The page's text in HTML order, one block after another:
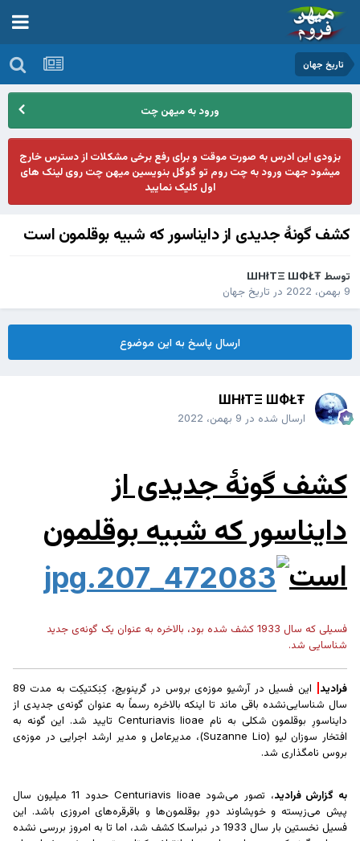
تاریخ جهان
ورود به میهن چت
بزودی این ادرس به صورت موقت و برای رفع برخی مشکلات از دسترس خارج
میشود جهت ورود به چت روم تو گوگل بنویسین میهن چت روی لینک های
اول کلیک نمایید
کشف گونۀ جدیدی از دایناسور که شبیه بوقلمون است
توسط ШHłTΞ ШФŁŦ
9 بهمن، 2022
در تاریخ جهان
ارسال پاسخ به این موضوع
ШHłTΞ ШФŁŦ
ارسال شده در 9 بهمن، 2022
کشف گونۀ جدیدی از
دایناسور که شبیه بوقلمون
است
فسیلی که سال 1933 کشف شده بود، بالاخره به عنوان یک گونه‌ی جدید
شناسایی شد.
فرادید|
این فسیل در آرشیو موزه‌ی بروس در گرینویچ، کِنِکتیکِت به مدت 89
سال شناسایی‌نشده باقی ماند تا اینکه بالاخره رسماً به عنوان گونه‌ی جدیدی از
دایناسورِ بوقلمون شکلی به نام Centuriavis lioae تایید شد. این گونه به
افتخار
سوزان لیو
(Suzanne Lio)، مدیرعامل و مدیر ارشد اجرایی در موزه‌ی
بروس نامگذاری شد.
به گزارش فرادید
، تصور می‌شود Centuriavis lioae حدود 11 میلیون سال
پیش می‌زیسته و خویشاوند دورِ بوقلمون‌ها و باقرقره‌های امروزی باشد. این
فسیل نخستین بار سال 1933 در نبراسکا کشف شد، اما تا به امروز بررسی نشده